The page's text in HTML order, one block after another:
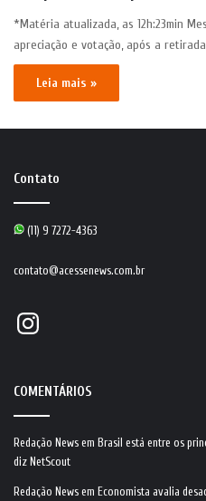
*Matéria atualizada, as 12h:23min
apreciação e votação, após a
Leia mais »
Contato
(11) 9 7272-4363
contato@acessenews.com.br
Instagram
COMENTÁRIOS
Redação News em Brasil está entre os
diz NetScout
Redação News em Economista avalia